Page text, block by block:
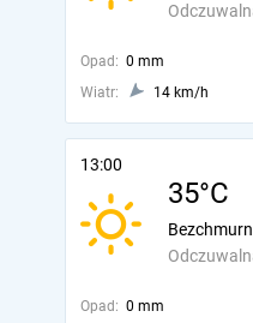
Opad: 0 mm
Wiatr:
14 km/h
13:00
35°C
Opad: 0 mm